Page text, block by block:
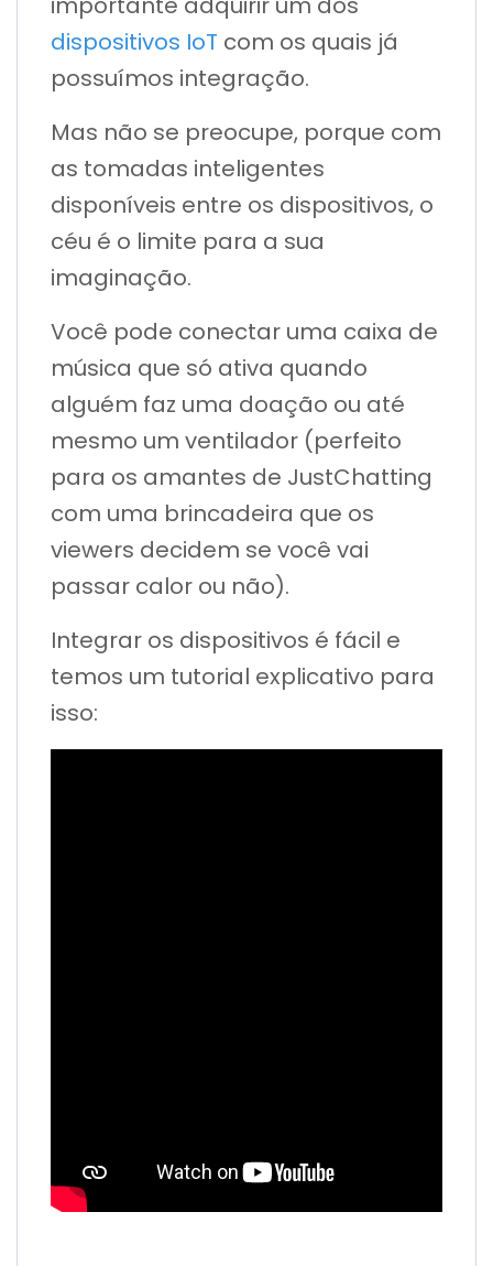
dispositivos IoT com os quais já
possuímos integração.
Mas não se preocupe, porque com
as tomadas inteligentes
disponíveis entre os dispositivos, o
céu é o limite para a sua
imaginação.
Você pode conectar uma caixa de
música que só ativa quando
alguém faz uma doação ou até
mesmo um ventilador (perfeito
para os amantes de JustChatting
com uma brincadeira que os
viewers decidem se você vai
passar calor ou não).
Integrar os dispositivos é fácil e
temos um tutorial explicativo para
isso: